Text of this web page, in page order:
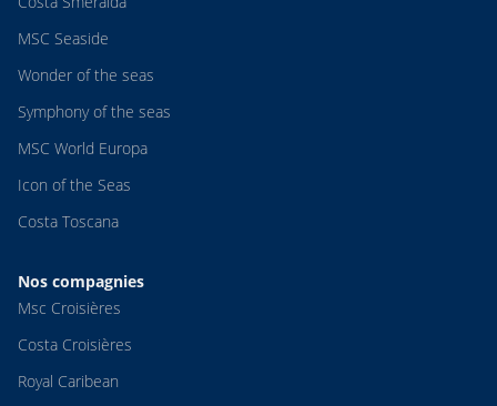
MSC Seaside
Wonder of the seas
Symphony of the seas
MSC World Europa
Icon of the Seas
Costa Toscana
Nos compagnies
Msc Croisières
Costa Croisières
Royal Caribean